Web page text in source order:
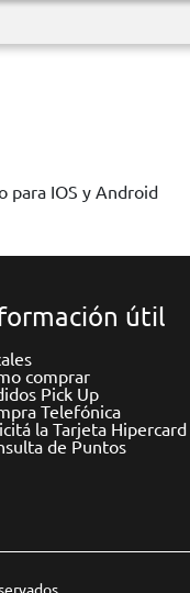
para IOS y Android
útil
comprar
Pick Up
Telefónica
la Tarjeta Hipercard
de Puntos